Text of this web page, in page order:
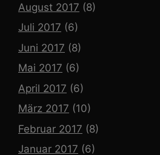
August 2017 (8)
Juli 2017 (6)
Juni 2017 (8)
Mai 2017 (6)
April 2017 (6)
März 2017 (10)
Februar 2017 (8)
Januar 2017 (6)